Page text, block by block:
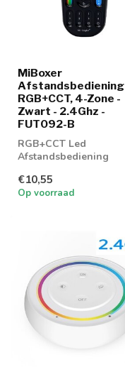
MiBoxer
Afstandsbediening
RGB+CCT, 4-Zone -
Zwart - 2.4Ghz -
FUT092-B
RGB+CCT Led
Afstandsbediening
op een RGBCCT LED
Paneel...
€10,55
Op voorraad